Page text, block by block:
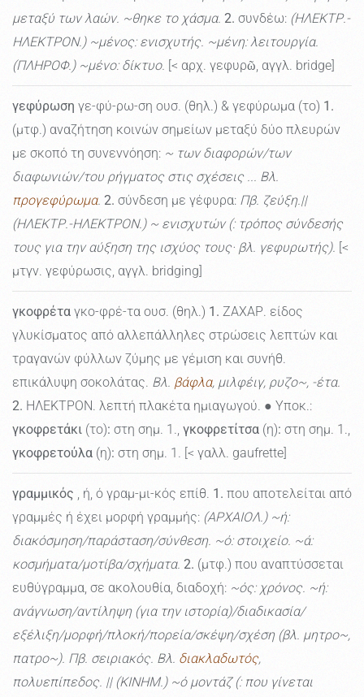
μεταξύ των λαών. ~θηκε το χάσμα. 2. συνδέω: (ΗΛΕΚΤΡ.-
ΗΛΕΚΤΡΟΝ.) ~μένος: ενισχυτής. ~μένη: λειτουργία.
(ΠΛΗΡΟΦ.) ~μένο: δίκτυο. [< αρχ. γεφυρῶ, αγγλ. bridge]
γεφύρωση γε-φύ-ρω-ση ουσ. (θηλ.) & γεφύρωμα (το) 1.
(μτφ.) αναζήτηση κοινών σημείων μεταξύ δύο πλευρών
με σκοπό τη συνεννόηση: ~ των διαφορών/των
διαφωνιών/του ρήγματος στις σχέσεις ... Βλ.
προγεφύρωμα. 2. σύνδεση με γέφυρα: Πβ. ζεύξη.||
(ΗΛΕΚΤΡ.-ΗΛΕΚΤΡΟΝ.) ~ ενισχυτών (: τρόπος σύνδεσής
τους για την αύξηση της ισχύος τους· βλ. γεφυρωτής). [<
μτγν. γεφύρωσις, αγγλ. bridging]
γκοφρέτα γκο-φρέ-τα ουσ. (θηλ.) 1. ΖΑΧΑΡ. είδος
γλυκίσματος από αλλεπάλληλες στρώσεις λεπτών και
τραγανών φύλλων ζύμης με γέμιση και συνήθ.
επικάλυψη σοκολάτας. Βλ. βάφλα, μιλφέιγ, ρυζο~, -έτα.
2. ΗΛΕΚΤΡΟΝ. λεπτή πλακέτα ημιαγωγού. ● Υποκ.:
γκοφρετάκι (το): στη σημ. 1., γκοφρετίτσα (η): στη σημ. 1.,
γκοφρετούλα (η): στη σημ. 1. [< γαλλ. gaufrette]
γραμμικός , ή, ό γραμ-μι-κός επίθ. 1. που αποτελείται από
γραμμές ή έχει μορφή γραμμής: (ΑΡΧΑΙΟΛ.) ~ή:
διακόσμηση/παράσταση/σύνθεση. ~ό: στοιχείο. ~ά:
κοσμήματα/μοτίβα/σχήματα. 2. (μτφ.) που αναπτύσσεται
ευθύγραμμα, σε ακολουθία, διαδοχή: ~ός: χρόνος. ~ή:
ανάγνωση/αντίληψη (για την ιστορία)/διαδικασία/
εξέλιξη/μορφή/πλοκή/πορεία/σκέψη/σχέση (βλ. μητρο~,
πατρο~). Πβ. σειριακός. Βλ. διακλαδωτός,
πολυεπίπεδος. || (ΚΙΝΗΜ.) ~ό μοντάζ (: που γίνεται